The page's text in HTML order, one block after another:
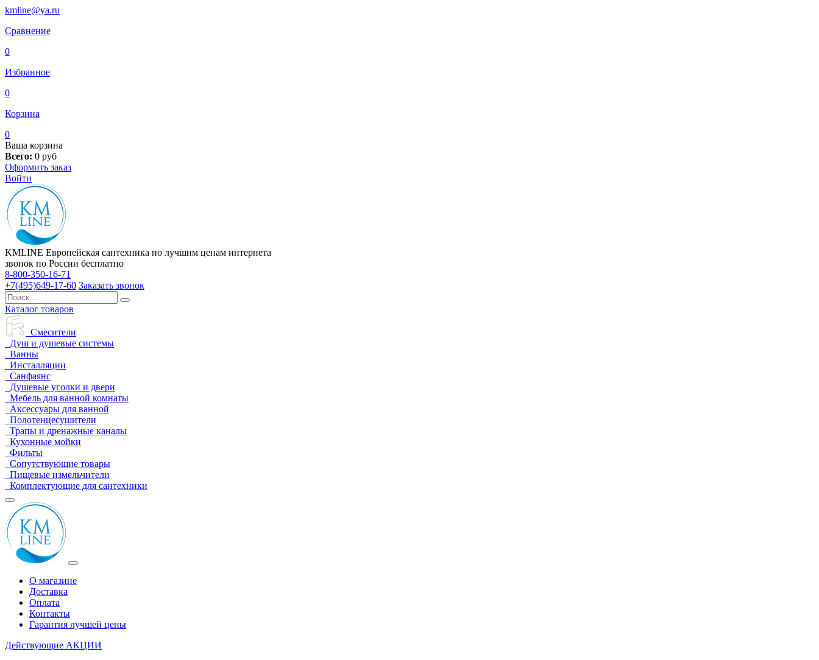
kmline@ya.ru
Сравнение
0
Избранное
0
Корзина
0
Ваша корзина
Всего: 0 руб
Оформить заказ
Войти
KMLINE Европейская сантехника по лучшим ценам интернета
звонок по России бесплатно
8-800-350-16-71
+7(495)649-17-60 Заказать звонок
Каталог товаров
Смесители
Душ и душевые системы
Ванны
Инсталляции
Санфаянс
Душевые уголки и двери
Мебель для ванной комнаты
Аксессуары для ванной
Полотенцесушители
Трапы и дренажные каналы
Кухонные мойки
Фильты
Сопутствующие товары
Пищевые измельчители
Комплектующие для сантехники
О магазине
Доставка
Оплата
Контакты
Гарантия лучшей цены
Действующие АКЦИИ